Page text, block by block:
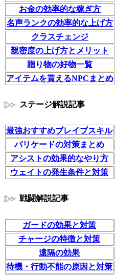
お金の効率的な稼ぎ方
名声ランクの効率的な上げ方
クラスチェンジ
親密度の上げ方とメリット
贈り物の好物一覧
アイテムを貰えるNPCまとめ
ステージ解説記事
最強おすすめブレイブスキル
バリケードの対策まとめ
アシストの効果的なやり方
ウェイトの発生条件と対策
戦闘解説記事
ガードの効果と対策
チャージの特徴と対策
遠隔の効果
待機・行動不能の原因と対策